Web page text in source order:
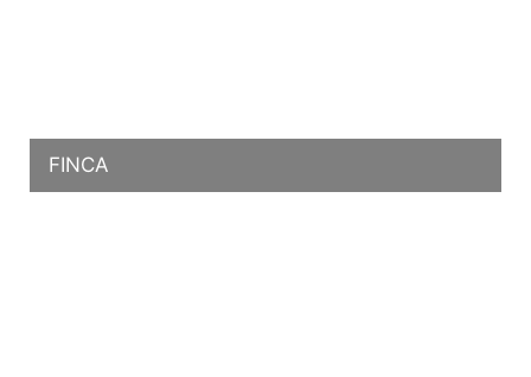
FINCA